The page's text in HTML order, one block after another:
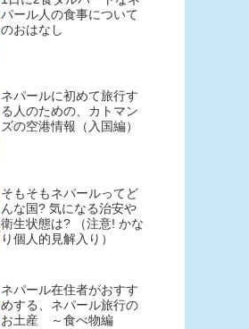
パール人の食事について
のおはなし
ネパールに初めて旅行す
る人のための、カトマン
ズの空港情報（入国編）
そもそもネパールってど
んな国? 気になる治安や
衛生状態は? （注意! かな
り個人的見解入り）
ネパール在住者がおすす
めする、ネパール旅行の
お土産 ～食べ物編